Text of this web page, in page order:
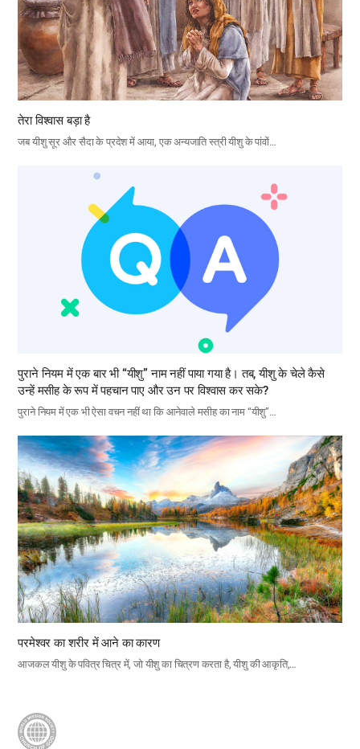
तेरा विश्वास बड़ा है
जब यीशु सूर और सैदा के प्रदेश में आया, एक अन्यजाति स्त्री यीशु के पांवों…
पुराने नियम में एक बार भी “यीशु” नाम नहीं पाया गया है। तब, यीशु के चेले कैसे
उन्हें मसीह के रूप में पहचान पाए और उन पर विश्वास कर सके?
पुराने नियम में एक भी ऐसा वचन नहीं था कि आनेवाले मसीह का नाम “यीशु”…
परमेश्वर का शरीर में आने का कारण
आजकल यीशु के पवित्र चित्र में, जो यीशु का चित्रण करता है, यीशु की आकृति,…